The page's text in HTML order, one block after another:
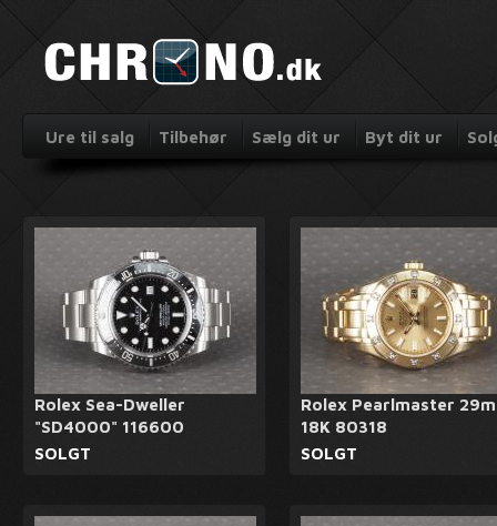
Ure til salg Tilbehør Sælg dit ur Byt dit ur
Rolex Sea-Dweller
"SD4000" 116600
SOLGT
Rolex Pearlmaster
18K 80318
SOLGT